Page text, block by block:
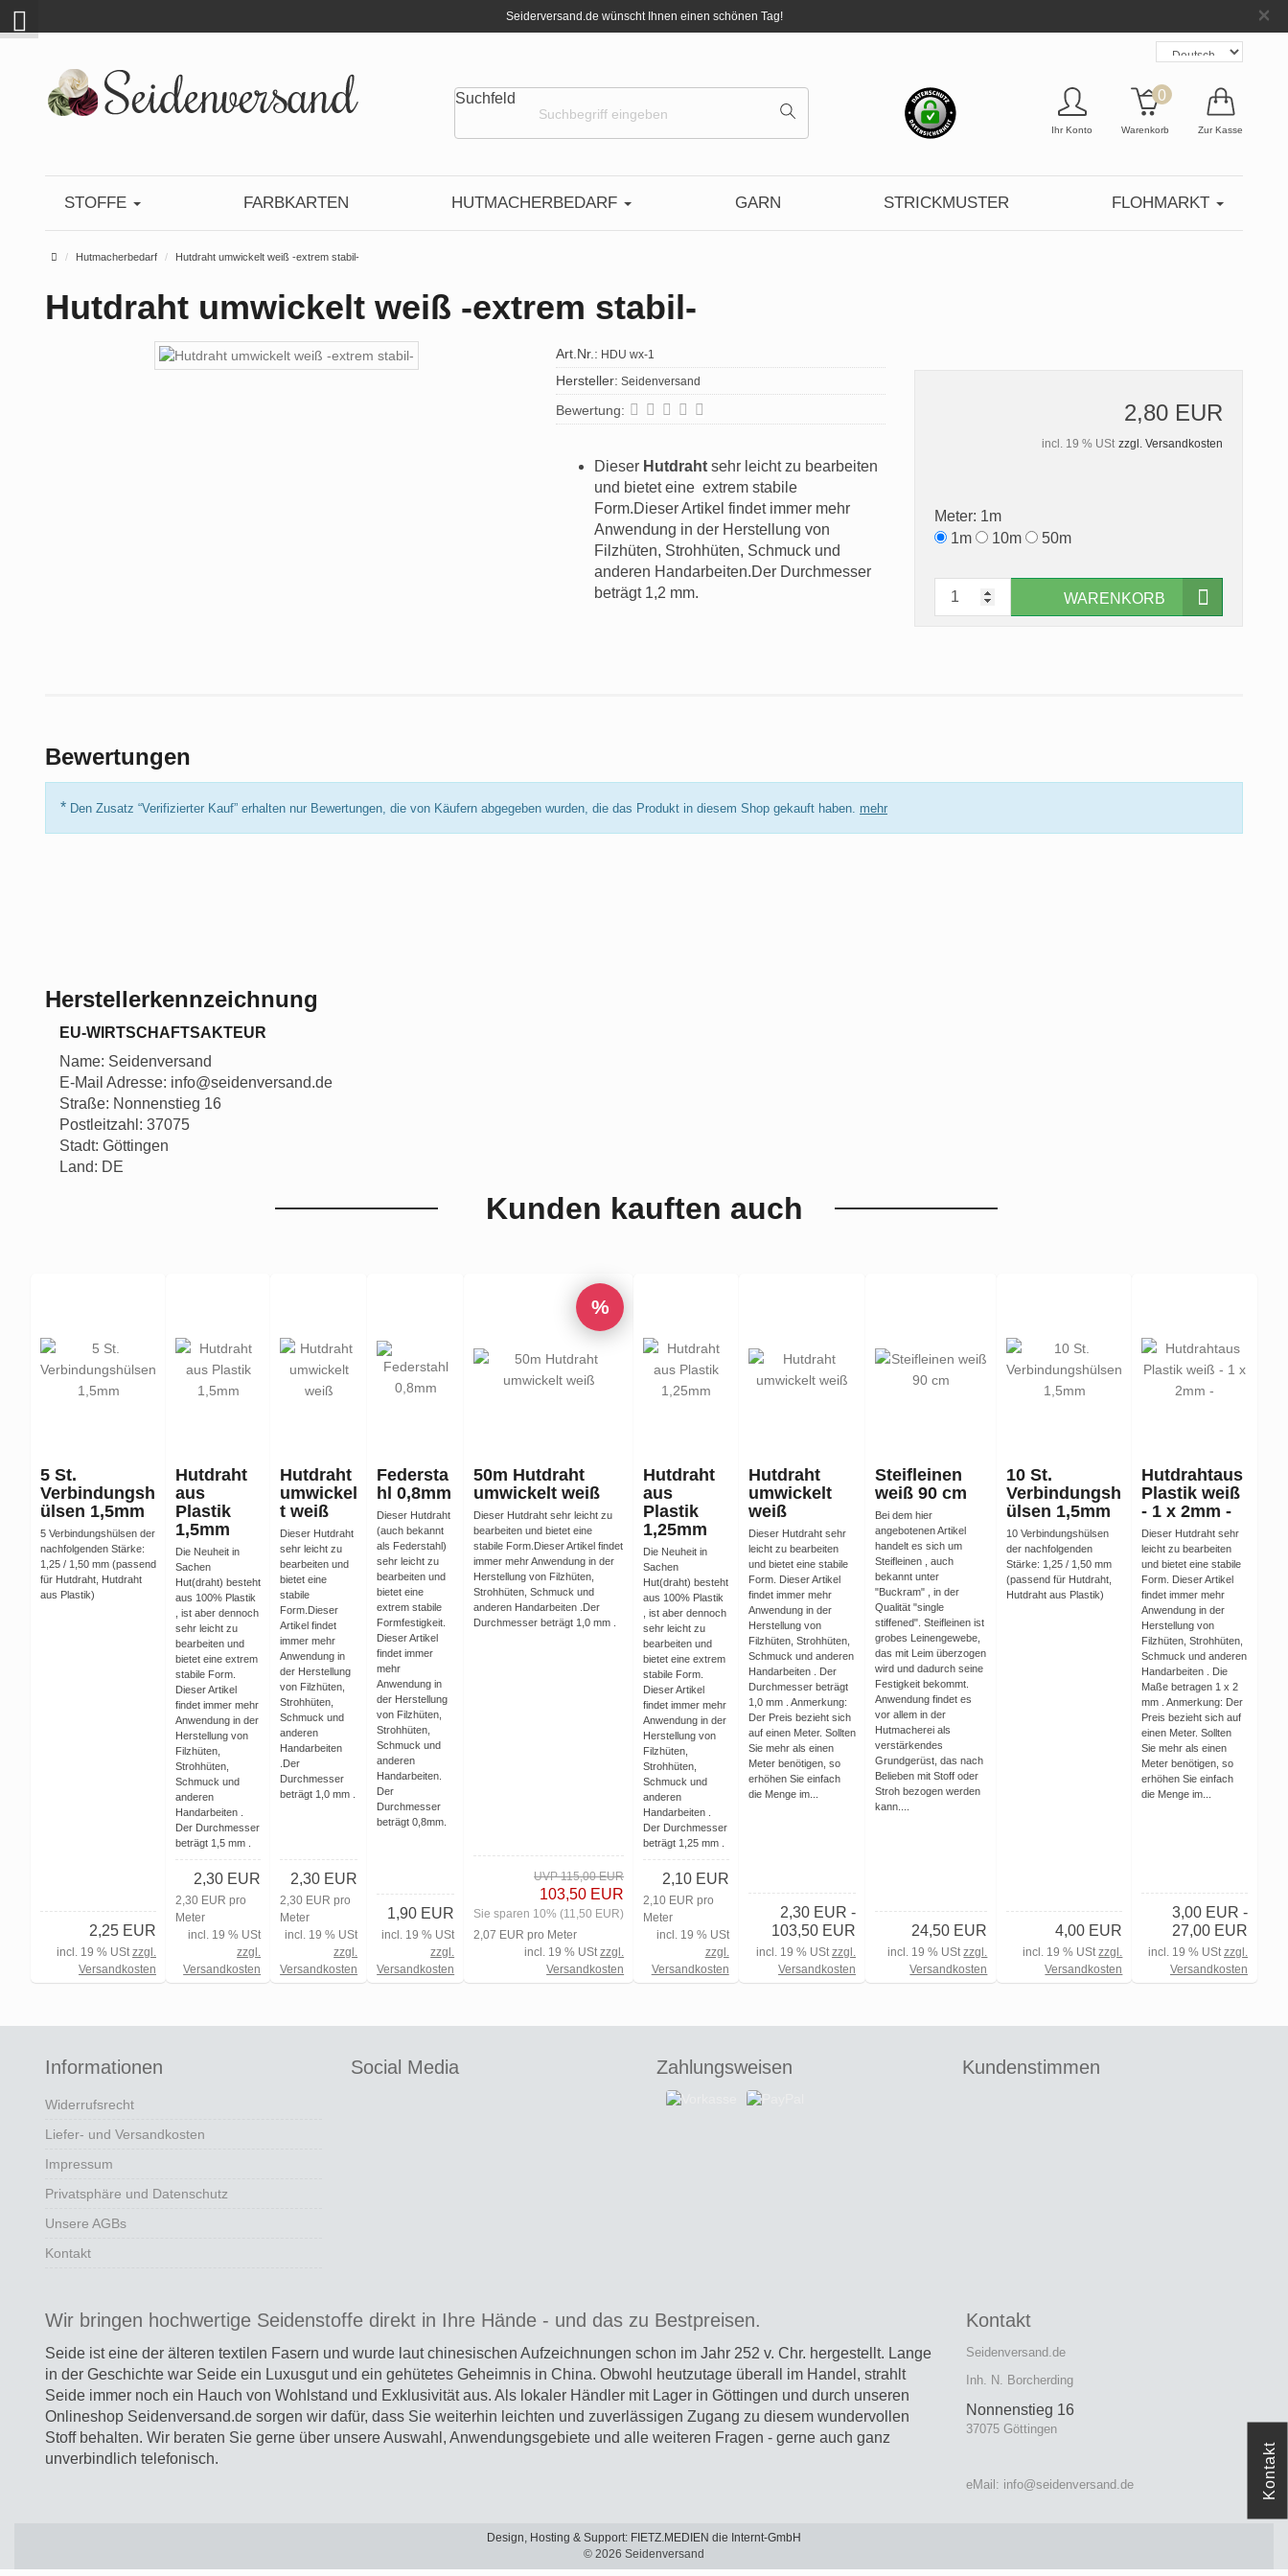
Seiderversand.de wünscht Ihnen einen schönen Tag! ×
Suchfeld
Ihr Konto Warenkorb
0
Zur Kasse
STOFFE FARBKARTEN HUTMACHERBEDARF GARN STRICKMUSTER FLOHMARKT
Startseite
Hutmacherbedarf Hutdraht umwickelt weiß -extrem stabil-
Hutdraht umwickelt weiß -extrem stabil-
Art.Nr.: HDU wx-1
Hersteller: Seidenversand
Bewertung:
Dieser Hutdraht sehr leicht zu bearbeiten
und bietet eine extrem stabile
Form.Dieser Artikel findet immer mehr
Anwendung in der Herstellung von
Filzhüten, Strohhüten, Schmuck und
anderen Handarbeiten.Der Durchmesser
beträgt 1,2 mm.
2,80 EUR
incl. 19 % USt zzgl. Versandkosten
Meter: 1m
1m
10m 50m
WARENKORB
Bewertungen
* Den Zusatz “Verifizierter Kauf” erhalten nur Bewertungen, die von Käufern abgegeben wurden, die das Produkt in diesem Shop gekauft haben. mehr
Herstellerkennzeichnung
EU-WIRTSCHAFTSAKTEUR
Name: Seidenversand
E-Mail Adresse: info@seidenversand.de
Straße: Nonnenstieg 16
Postleitzahl: 37075
Stadt: Göttingen
Land: DE
Kunden kauften auch
5 St.
Verbindungsh
ülsen 1,5mm
5 Verbindungshülsen der
nachfolgenden Stärke:
1,25 / 1,50 mm (passend
für Hutdraht, Hutdraht
aus Plastik)
2,25 EUR
incl. 19 % UStzzgl.
Versandkosten
Hutdraht
aus
Plastik
1,5mm
Die Neuheit in
Sachen
Hut(draht) besteht
aus 100% Plastik
, ist aber dennoch
sehr leicht zu
bearbeiten und
bietet eine extrem
stabile Form.
Dieser Artikel
findet immer mehr
Anwendung in der
Herstellung von
Filzhüten,
Strohhüten,
Schmuck und
anderen
Handarbeiten .
Der Durchmesser
beträgt 1,5 mm .
2,30 EUR
2,30 EUR pro
Meter
incl. 19 % USt
zzgl.
Versandkosten
Hutdraht
umwickel
t weiß
Dieser Hutdraht
sehr leicht zu
bearbeiten und
bietet eine
stabile
Form.Dieser
Artikel findet
immer mehr
Anwendung in
der Herstellung
von Filzhüten,
Strohhüten,
Schmuck und
anderen
Handarbeiten
.Der
Durchmesser
beträgt 1,0 mm .
2,30 EUR
2,30 EUR pro
Meter
incl. 19 % USt
zzgl.
Versandkosten
Federsta
hl 0,8mm
Dieser Hutdraht
(auch bekannt
als Federstahl)
sehr leicht zu
bearbeiten und
bietet eine
extrem stabile
Formfestigkeit.
Dieser Artikel
findet immer
mehr
Anwendung in
der Herstellung
von Filzhüten,
Strohhüten,
Schmuck und
anderen
Handarbeiten.
Der
Durchmesser
beträgt 0,8mm.
1,90 EUR
incl. 19 % USt
zzgl.
Versandkosten
50m Hutdraht
umwickelt weiß
Dieser Hutdraht sehr leicht zu
bearbeiten und bietet eine
stabile Form.Dieser Artikel findet
immer mehr Anwendung in der
Herstellung von Filzhüten,
Strohhüten, Schmuck und
anderen Handarbeiten .Der
Durchmesser beträgt 1,0 mm .
UVP 115,00 EUR
103,50 EUR
Sie sparen 10% (11,50 EUR)
2,07 EUR pro Meter
incl. 19 % UStzzgl.
Versandkosten
%
Hutdraht
aus
Plastik
1,25mm
Die Neuheit in
Sachen
Hut(draht) besteht
aus 100% Plastik
, ist aber dennoch
sehr leicht zu
bearbeiten und
bietet eine extrem
stabile Form.
Dieser Artikel
findet immer mehr
Anwendung in der
Herstellung von
Filzhüten,
Strohhüten,
Schmuck und
anderen
Handarbeiten .
Der Durchmesser
beträgt 1,25 mm .
2,10 EUR
2,10 EUR pro
Meter
incl. 19 % USt
zzgl.
Versandkosten
Hutdraht
umwickelt
weiß
Dieser Hutdraht sehr
leicht zu bearbeiten
und bietet eine stabile
Form. Dieser Artikel
findet immer mehr
Anwendung in der
Herstellung von
Filzhüten, Strohhüten,
Schmuck und anderen
Handarbeiten . Der
Durchmesser beträgt
1,0 mm . Anmerkung:
Der Preis bezieht sich
auf einen Meter. Sollten
Sie mehr als einen
Meter benötigen, so
erhöhen Sie einfach
die Menge im...
2,30 EUR -
103,50 EUR
incl. 19 % UStzzgl.
Versandkosten
Steifleinen
weiß 90 cm
Bei dem hier
angebotenen Artikel
handelt es sich um
Steifleinen , auch
bekannt unter
"Buckram" , in der
Qualität "single
stiffened". Steifleinen ist
grobes Leinengewebe,
das mit Leim überzogen
wird und dadurch seine
Festigkeit bekommt.
Anwendung findet es
vor allem in der
Hutmacherei als
verstärkendes
Grundgerüst, das nach
Belieben mit Stoff oder
Stroh bezogen werden
kann....
24,50 EUR
incl. 19 % UStzzgl.
Versandkosten
10 St.
Verbindungsh
ülsen 1,5mm
10 Verbindungshülsen
der nachfolgenden
Stärke: 1,25 / 1,50 mm
(passend für Hutdraht,
Hutdraht aus Plastik)
4,00 EUR
incl. 19 % UStzzgl.
Versandkosten
Hutdrahtaus
Plastik weiß
- 1 x 2mm -
Dieser Hutdraht sehr
leicht zu bearbeiten
und bietet eine stabile
Form. Dieser Artikel
findet immer mehr
Anwendung in der
Herstellung von
Filzhüten, Strohhüten,
Schmuck und anderen
Handarbeiten . Die
Maße betragen 1 x 2
mm . Anmerkung: Der
Preis bezieht sich auf
einen Meter. Sollten
Sie mehr als einen
Meter benötigen, so
erhöhen Sie einfach
die Menge im...
3,00 EUR -
27,00 EUR
incl. 19 % UStzzgl.
Versandkosten
Informationen
Widerrufsrecht
Liefer- und Versandkosten
Impressum
Privatsphäre und Datenschutz
Unsere AGBs
Kontakt
Social Media Zahlungsweisen Kundenstimmen
Wir bringen hochwertige Seidenstoffe direkt in Ihre Hände - und das zu Bestpreisen.
Seide ist eine der älteren textilen Fasern und wurde laut chinesischen Aufzeichnungen schon im Jahr 252 v. Chr. hergestellt. Lange
in der Geschichte war Seide ein Luxusgut und ein gehütetes Geheimnis in China. Obwohl heutzutage überall im Handel, strahlt
Seide immer noch ein Hauch von Wohlstand und Exklusivität aus. Als lokaler Händler mit Lager in Göttingen und durch unseren
Onlineshop Seidenversand.de sorgen wir dafür, dass Sie weiterhin leichten und zuverlässigen Zugang zu diesem wundervollen
Stoff behalten. Wir beraten Sie gerne über unsere Auswahl, Anwendungsgebiete und alle weiteren Fragen - gerne auch ganz
unverbindlich telefonisch.
Kontakt
Seidenversand.de
Inh. N. Borcherding
Nonnenstieg 16
37075 Göttingen
eMail: info@seidenversand.de
Design, Hosting & Support: FIETZ.MEDIEN die Internt-GmbH
© 2026 Seidenversand
Kontakt